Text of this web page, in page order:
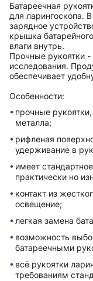
Батареечная
для ларингоскопа.
зарядное
крышка
влаги внутрь.
Прочные рукоятки -
исследования.
обеспечивает
Особенности:
прочные
металла;
рифленая
удерживание в
имеет
практически но
контакт из
освещение;
легкая замена
возможность
батареечными
всё рукоятки
требованиям